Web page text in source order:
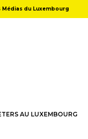
Médias du Luxembourg
AU LUXEMBOURG